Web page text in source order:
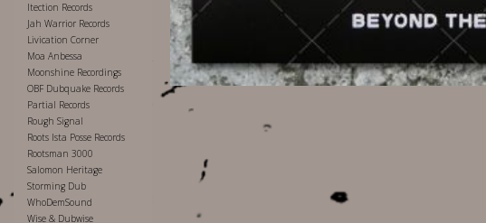
Itection Records
Jah Warrior Records
Livication Corner
Moa Anbessa
Moonshine Recordings
OBF Dubquake Records
Partial Records
Rough Signal
Roots Ista Posse Records
Rootsman 3000
Salomon Heritage
Storming Dub
WhoDemSound
Wise & Dubwise